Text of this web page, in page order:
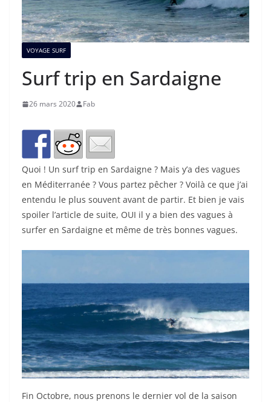
VOYAGE SURF
Surf trip en Sardaigne
26 mars 2020 Fab
Quoi ! Un surf trip en Sardaigne ? Mais y’a des vagues
en Méditerranée ? Vous partez pêcher ? Voilà ce que j’ai
entendu le plus souvent avant de partir. Et bien je vais
spoiler l’article de suite, OUI il y a bien des vagues à
surfer en Sardaigne et même de très bonnes vagues.
Fin Octobre, nous prenons le dernier vol de la saison